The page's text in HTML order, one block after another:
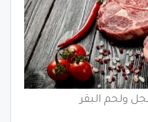
ولحم البقر